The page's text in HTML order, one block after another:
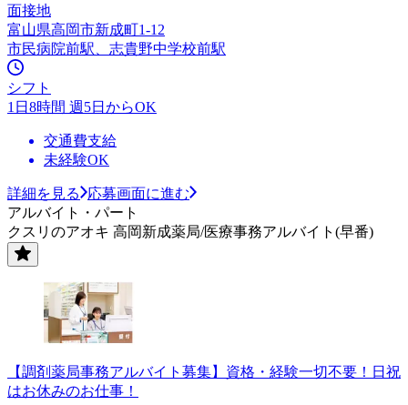
面接地
富山県高岡市新成町1-12
市民病院前駅、志貴野中学校前駅
シフト
1日8時間 週5日からOK
交通費支給
未経験OK
詳細を見る
応募画面に進む
アルバイト・パート
クスリのアオキ 高岡新成薬局/医療事務アルバイト(早番)
【調剤薬局事務アルバイト募集】資格・経験一切不要！日祝
はお休みのお仕事！